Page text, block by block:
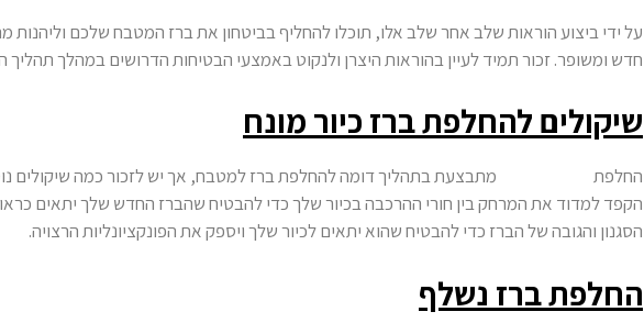
על ידי ביצוע הוראות שלב אחר שלב אלו, תוכלו להחליף בביטחון את ברז המטבח שלכם וליהנות
חדש ומשופר. זכור תמיד לעיין בהוראות היצרן ולנקוט באמצעי הבטיחות הדרושים במהלך תהליך
שיקולים להחלפת ברז כיור מונח
החלפת
מתבצעת בתהליך דומה להחלפת ברז למטבח, אך יש לזכור כמה שיקולים
הקפד למדוד את המרחק בין חורי ההרכבה בכיור שלך כדי להבטיח שהברז החדש שלך יתאים
הסגנון והגובה של הברז כדי להבטיח שהוא יתאים לכיור שלך ויספק את הפונקציונליות הרצויה.
החלפת ברז נשלף